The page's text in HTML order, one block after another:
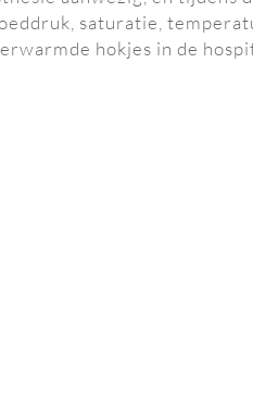
saturatie,
hokjes in de